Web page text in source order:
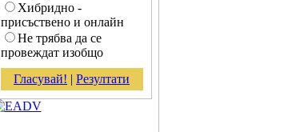
Хибридно -
присъствено и онлайн
Не трябва да се
провеждат изобщо
Гласувай! | Резултати